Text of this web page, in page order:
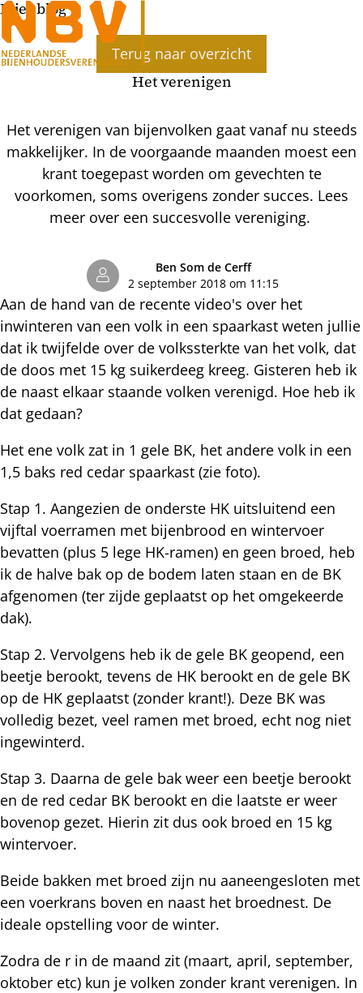
Bijenblog
Terug naar overzicht
Het verenigen
Het verenigen van bijenvolken gaat vanaf nu steeds
makkelijker. In de voorgaande maanden moest een
krant toegepast worden om gevechten te
voorkomen, soms overigens zonder succes. Lees
meer over een succesvolle vereniging.
Ben Som de Cerff
2 september 2018 om 11:15
Aan de hand van de recente video's over het
inwinteren van een volk in een spaarkast weten jullie
dat ik twijfelde over de volkssterkte van het volk, dat
de doos met 15 kg suikerdeeg kreeg. Gisteren heb ik
de naast elkaar staande volken verenigd. Hoe heb ik
dat gedaan?
Het ene volk zat in 1 gele BK, het andere volk in een
1,5 baks red cedar spaarkast (zie foto).
Stap 1. Aangezien de onderste HK uitsluitend een
vijftal voerramen met bijenbrood en wintervoer
bevatten (plus 5 lege HK-ramen) en geen broed, heb
ik de halve bak op de bodem laten staan en de BK
afgenomen (ter zijde geplaatst op het omgekeerde
dak).
Stap 2. Vervolgens heb ik de gele BK geopend, een
beetje berookt, tevens de HK berookt en de gele BK
op de HK geplaatst (zonder krant!). Deze BK was
volledig bezet, veel ramen met broed, echt nog niet
ingewinterd.
Stap 3. Daarna de gele bak weer een beetje berookt
en de red cedar BK berookt en die laatste er weer
bovenop gezet. Hierin zit dus ook broed en 15 kg
wintervoer.
Beide bakken met broed zijn nu aaneengesloten met
een voerkrans boven en naast het broednest. De
ideale opstelling voor de winter.
Zodra de r in de maand zit (maart, april, september,
oktober etc) kun je volken zonder krant verenigen. In